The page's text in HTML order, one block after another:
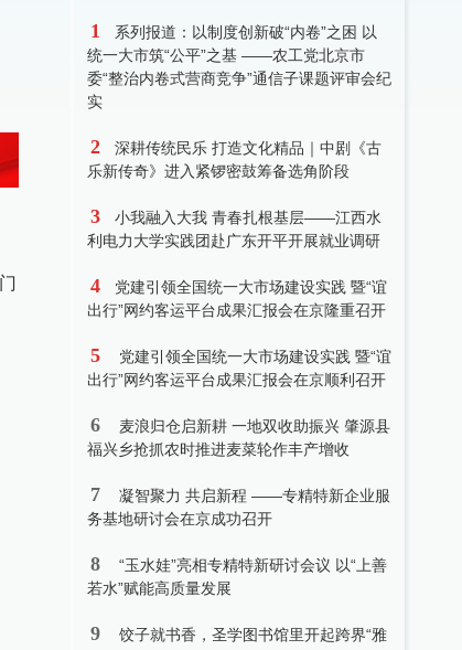
1
系列报道：以制度创新破“内卷”之困 以
统一大市筑“公平”之基 ——农工党北京市
委“整治内卷式营商竞争”通信子课题评审会纪
实
2
深耕传统民乐 打造文化精品｜中剧《古
乐新传奇》进入紧锣密鼓筹备选角阶段
3
小我融入大我 青春扎根基层——江西水
利电力大学实践团赴广东开平开展就业调研
4
党建引领全国统一大市场建设实践 暨“谊
出行”网约客运平台成果汇报会在京隆重召开
5
党建引领全国统一大市场建设实践 暨“谊
出行”网约客运平台成果汇报会在京顺利召开
6
麦浪归仓启新耕 一地双收助振兴 肇源县
福兴乡抢抓农时推进麦菜轮作丰产增收
7
凝智聚力 共启新程 ——专精特新企业服
务基地研讨会在京成功召开
8
“玉水娃”亮相专精特新研讨会议 以“上善
若水”赋能高质量发展
9
饺子就书香，圣学图书馆里开起跨界“雅